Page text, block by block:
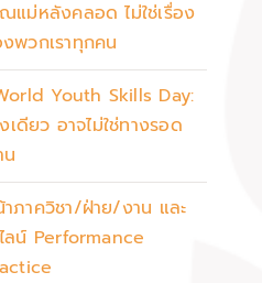
แม่หลังคลอด ไม่ใช่เรื่อง
พวกเราทุกคน
Youth Skills Day:
เดียว อาจไม่ใช่ทางรอด
น
ภาควิชา/ฝ่าย/งาน และ
ลน์ Performance